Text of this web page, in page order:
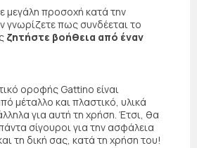
μεγάλη προσοχή κατά την
γνωρίζετε πως συνδέεται το
ζητήστε βοήθεια από έναν
οροφής Gattino είναι
μέταλλο και πλαστικό, υλικά
για αυτή τη χρήση. Έτσι, θα
σίγουροι για την ασφάλεια
τη δική σας, κατά τη χρήση του!